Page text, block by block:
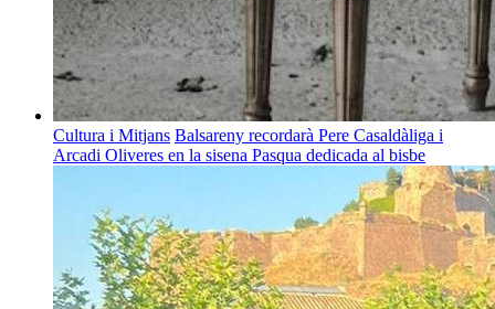
Cultura i Mitjans Balsareny recordarà Pere Casaldàliga i
Arcadi Oliveres en la sisena Pasqua dedicada al bisbe